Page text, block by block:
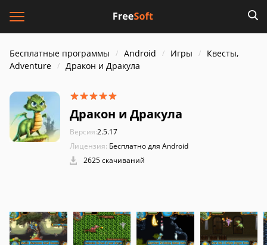
Бесплатные программы Android Игры
Квесты,
Adventure
Дракон и Дракула
Дракон и Дракула
Версия:2.5.17
Лицензия: Бесплатно для Android
2625 скачиваний